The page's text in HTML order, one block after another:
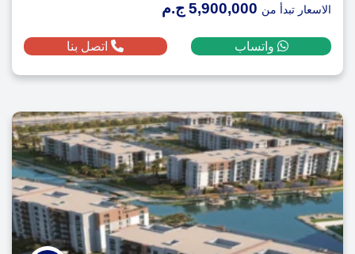
الاسعار تبدأ من
واتساب اتصل بنا